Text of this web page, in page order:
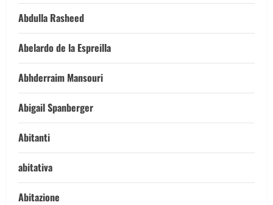
Abdulla Rasheed
Abelardo de la Espreilla
Abhderraim Mansouri
Abigail Spanberger
Abitanti
abitativa
Abitazione